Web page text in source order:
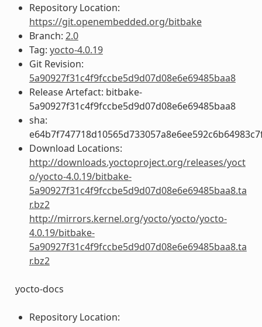
Repository Location:
https://git.openembedded.org/bitbake
Branch: 2.0
Tag: yocto-4.0.19
Git Revision:
5a90927f31c4f9fccbe5d9d07d08e6e69485baa8
Release Artefact: bitbake-
5a90927f31c4f9fccbe5d9d07d08e6e69485baa8
sha:
Download Locations:
http://downloads.yoctoproject.org/releases/yoct
o/yocto-4.0.19/bitbake-
5a90927f31c4f9fccbe5d9d07d08e6e69485baa8.ta
r.bz2
http://mirrors.kernel.org/yocto/yocto/yocto-
4.0.19/bitbake-
5a90927f31c4f9fccbe5d9d07d08e6e69485baa8.ta
r.bz2
yocto-docs
Repository Location: